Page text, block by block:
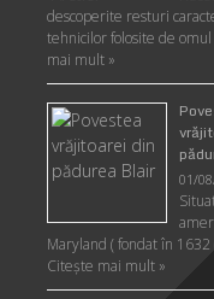
descoperite resturi
tehnicilor folosite de
mai mult »
01/
Maryland ( fondat în
Citeşte mai mult »